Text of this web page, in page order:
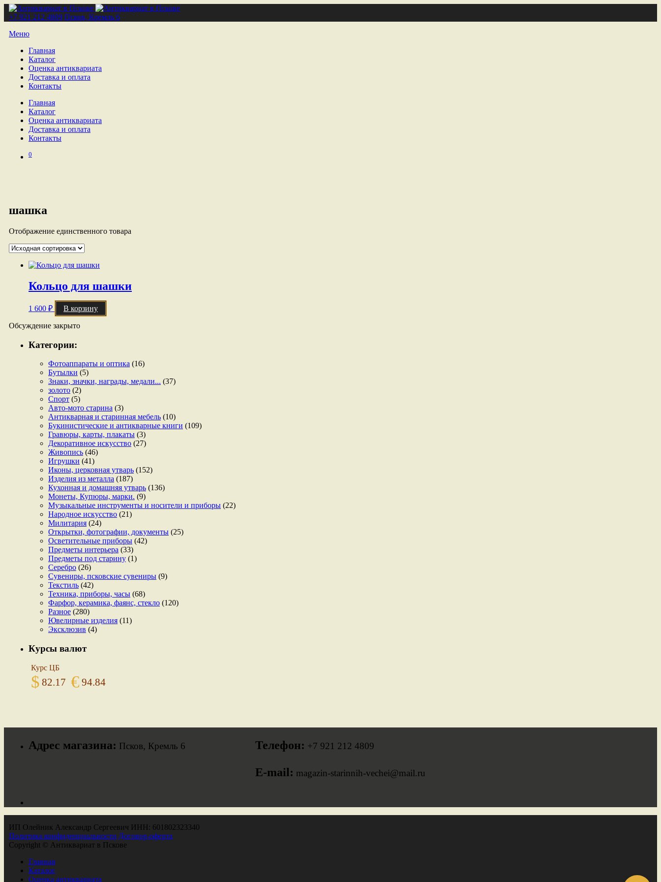
+7 921 212 4809 Псков, Кремль 6
Меню
Главная
Каталог
Оценка антиквариата
Доставка и оплата
Контакты
Главная
Каталог
Оценка антиквариата
Доставка и оплата
Контакты
0
шашка
Отображение единственного товара
Кольцо для шашки
1 600 ₽ В корзину
Обсуждение закрыто
Категории:
Фотоаппараты и оптика (16)
Бутылки (5)
Знаки, значки, награды, медали... (37)
золото (2)
Спорт (5)
Авто-мото старина (3)
Антикварная и старинная мебель (10)
Букинистические и антикварные книги (109)
Гравюры, карты, плакаты (3)
Декоративное искусство (27)
Живопись (46)
Игрушки (41)
Иконы, церковная утварь (152)
Изделия из металла (187)
Кухонная и домашняя утварь (136)
Монеты, Купюры, марки. (9)
Музыкальные инструменты и носители и приборы (22)
Народное искусство (21)
Милитария (24)
Открытки, фотографии, документы (25)
Осветительные приборы (42)
Предметы интерьера (33)
Предметы под старину (1)
Серебро (26)
Сувениры, псковские сувениры (9)
Текстиль (42)
Техника, приборы, часы (68)
Фарфор, керамика, фаянс, стекло (120)
Разное (280)
Ювелирные изделия (11)
Эксклюзив (4)
Курсы валют
Курс ЦБ
$ 82.17 € 94.84
Адрес магазина: Псков, Кремль 6 Телефон: +7 921 212 4809
E-mail: magazin-starinnih-vechei@mail.ru
ИП Олейник Александр Сергеевич ИНН: 601802323340
Политика конфиденциальности Договор-оферта
Copyright © Антиквариат в Пскове
Главная
Каталог
Оценка антиквариата